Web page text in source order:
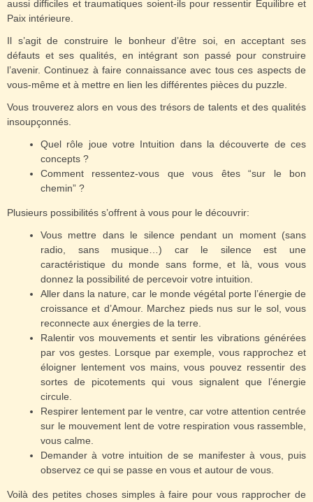
aussi difficiles et traumatiques soient-ils pour ressentir Equilibre et
Paix intérieure.
Il s’agit de construire le bonheur d’être soi, en acceptant ses
défauts et ses qualités, en intégrant son passé pour construire
l’avenir. Continuez à faire connaissance avec tous ces aspects de
vous-même et à mettre en lien les différentes pièces du puzzle.
Vous trouverez alors en vous des trésors de talents et des qualités
insoupçonnés.
Quel rôle joue votre Intuition dans la découverte de ces
concepts ?
Comment ressentez-vous que vous êtes “sur le bon
chemin” ?
Plusieurs possibilités s’offrent à vous pour le découvrir:
Vous mettre dans le silence pendant un moment (sans
radio, sans musique…) car le silence est une
caractéristique du monde sans forme, et là, vous vous
donnez la possibilité de percevoir votre intuition.
Aller dans la nature, car le monde végétal porte l’énergie de
croissance et d’Amour. Marchez pieds nus sur le sol, vous
reconnecte aux énergies de la terre.
Ralentir vos mouvements et sentir les vibrations générées
par vos gestes. Lorsque par exemple, vous rapprochez et
éloigner lentement vos mains, vous pouvez ressentir des
sortes de picotements qui vous signalent que l’énergie
circule.
Respirer lentement par le ventre, car votre attention centrée
sur le mouvement lent de votre respiration vous rassemble,
vous calme.
Demander à votre intuition de se manifester à vous, puis
observez ce qui se passe en vous et autour de vous.
Voilà des petites choses simples à faire pour vous rapprocher de